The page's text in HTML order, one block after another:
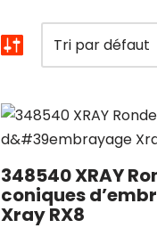
348540 XRAY
coniques
Xray RX8